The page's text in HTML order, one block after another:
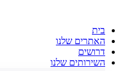
בית
האתרים שלנו
דרושים
השירותים שלנו